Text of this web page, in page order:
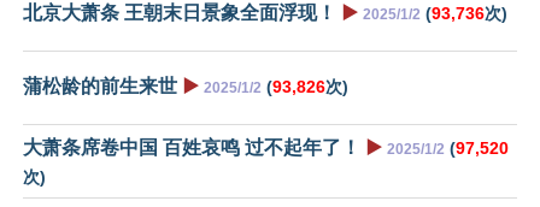
北京大萧条 王朝末日景象全面浮现！ ▶️ 2025/1/2 (93,736次)
蒲松龄的前生来世 ▶️ 2025/1/2 (93,826次)
大萧条席卷中国 百姓哀鸣 过不起年了！ ▶️ 2025/1/2 (97,520
次)